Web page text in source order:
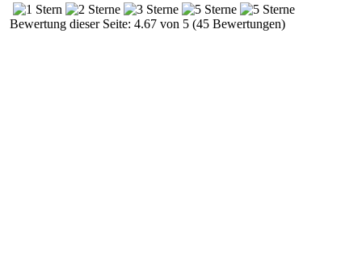
Bewertung dieser Seite: 4.67 von 5 (45 Bewertungen)